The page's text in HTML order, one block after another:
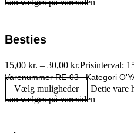
Besties
15,00 kr. – 30,00 kr.Prisinterval:
VarenummerRE-03 Kategori
Vælg muligheder
Dette vare
kan vælges på varesiden